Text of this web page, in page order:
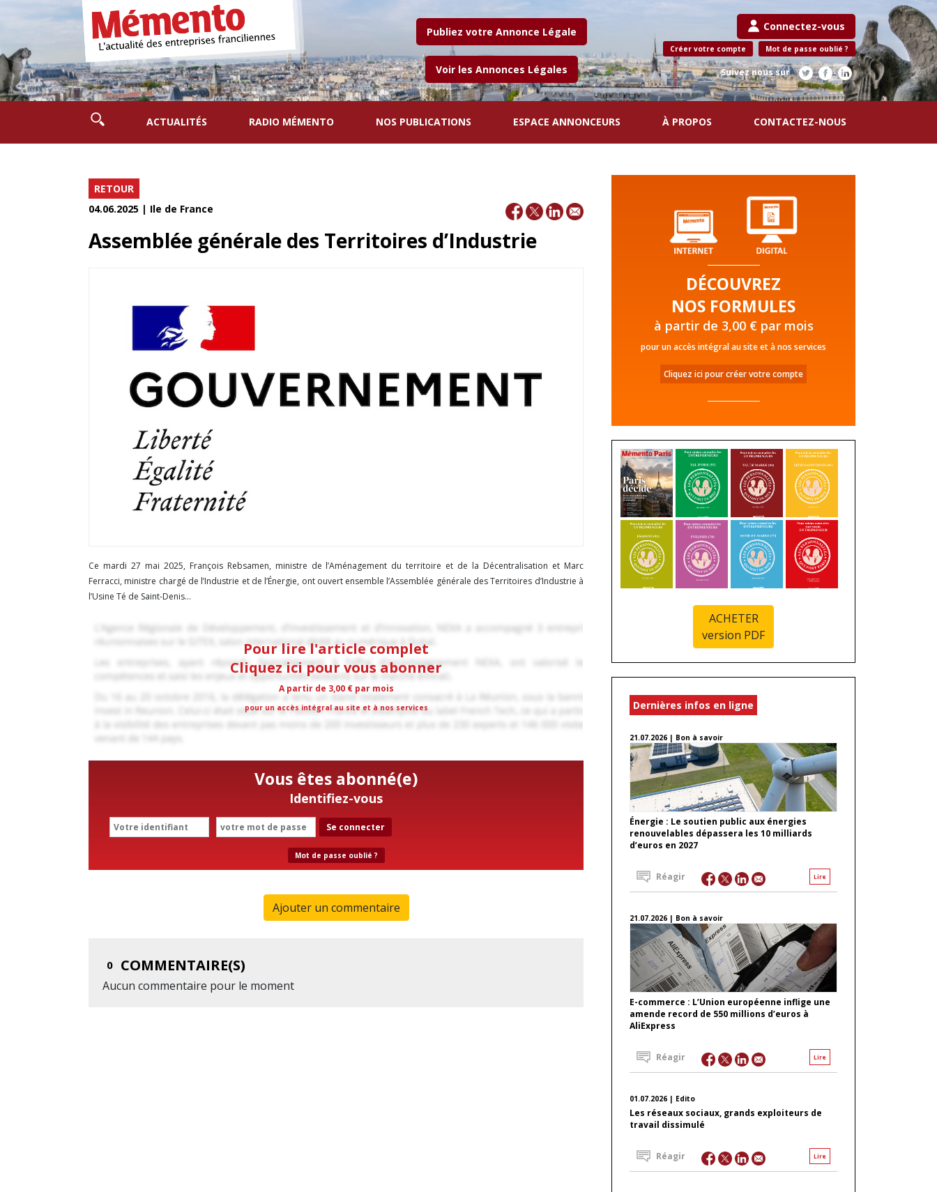
Publiez votre Annonce Légale
Voir les Annonces Légales
Connectez-vous
Créer votre compte Mot de passe oublié ?
Suivez nous sur
ACTUALITÉS RADIO MÉMENTO NOS PUBLICATIONS ESPACE ANNONCEURS À PROPOS CONTACTEZ-NOUS
RETOUR
04.06.2025 | Ile de France
Assemblée générale des Territoires d’Industrie
Ce mardi 27 mai 2025, François Rebsamen, ministre de l’Aménagement du territoire et de la Décentralisation et Marc
Ferracci, ministre chargé de l’Industrie et de l’Énergie, ont ouvert ensemble l’Assemblée générale des Territoires d’Industrie à
l’Usine Té de Saint-Denis...
Pour lire l'article complet
Cliquez ici pour vous abonner
A partir de 3,00 € par mois
pour un accès intégral au site et à nos services
Vous êtes abonné(e)
Identifiez-vous
Se connecter
Mot de passe oublié ?
Ajouter un commentaire
0 COMMENTAIRE(S)
Aucun commentaire pour le moment
DÉCOUVREZ
NOS FORMULES
à partir de 3,00 € par mois
pour un accès intégral au site et à nos services
Cliquez ici pour créer votre compte
ACHETER
version PDF
Dernières infos en ligne
21.07.2026 | Bon à savoir
Énergie : Le soutien public aux énergies
renouvelables dépassera les 10 milliards
d’euros en 2027
Lire
Réagir
21.07.2026 | Bon à savoir
E-commerce : L’Union européenne inflige une
amende record de 550 millions d’euros à
AliExpress
Lire
Réagir
01.07.2026 | Edito
Les réseaux sociaux, grands exploiteurs de
travail dissimulé
Lire
Réagir